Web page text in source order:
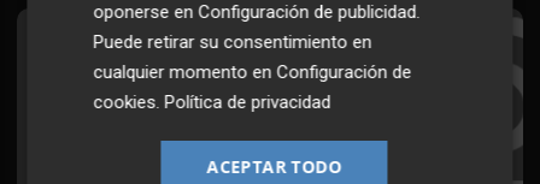
Suscríbete al Boletín
Todos los días a primera hora en tu email
oponerse enConfiguración de publicidad.
Puede retirar su consentimiento en
cualquier momento enConfiguración de
cookies.Política de privacidad
ACEPTAR TODO